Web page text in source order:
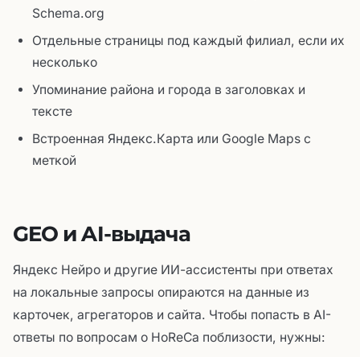
Schema.org
Отдельные страницы под каждый филиал, если их
несколько
Упоминание района и города в заголовках и
тексте
Встроенная Яндекс.Карта или Google Maps с
меткой
GEO и AI-выдача
Яндекс Нейро и другие ИИ-ассистенты при ответах
на локальные запросы опираются на данные из
карточек, агрегаторов и сайта. Чтобы попасть в AI-
ответы по вопросам о HoReCa поблизости, нужны: